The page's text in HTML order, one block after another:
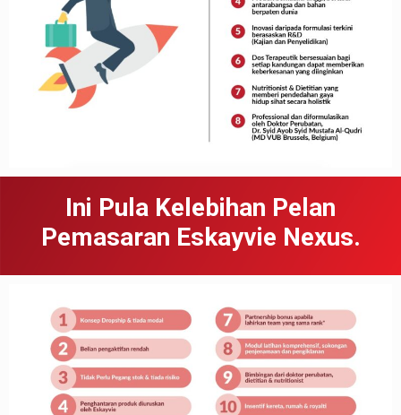
Ini Pula Kelebihan Pelan
Pemasaran Eskayvie Nexus.